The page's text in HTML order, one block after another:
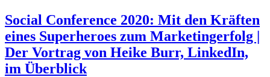
Social Conference 2020: Mit den Kräften
eines Superheroes zum Marketingerfolg |
Der Vortrag von Heike Burr, LinkedIn,
im Überblick